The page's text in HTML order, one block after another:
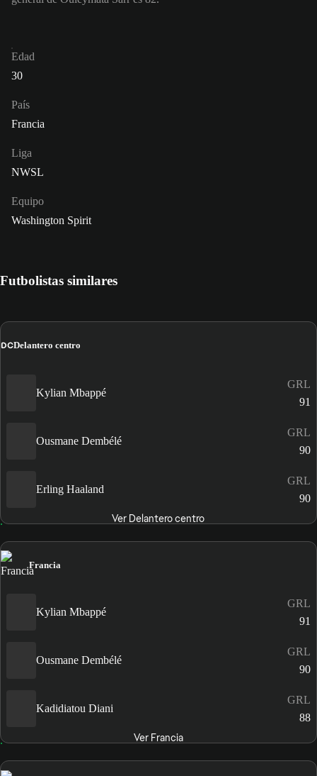
Edad
30
País
Francia
Liga
NWSL
Equipo
Washington Spirit
Futbolistas similares
DCDelantero centro
Kylian Mbappé
GRL
91
Ousmane Dembélé
GRL
90
Erling Haaland
GRL
90
Ver Delantero centro
Francia
Kylian Mbappé
GRL
91
Ousmane Dembélé
GRL
90
Kadidiatou Diani
GRL
88
Ver Francia